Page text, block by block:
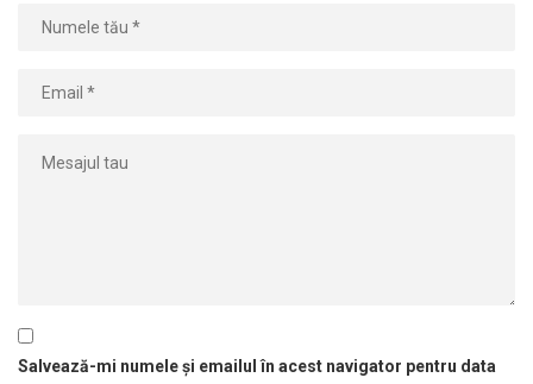
Salvează-mi numele și emailul în acest navigator pentru data